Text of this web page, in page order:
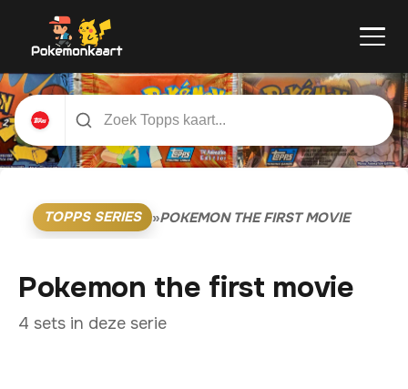
TOPPS SERIES »POKEMON THE FIRST MOVIE
Pokemon the first movie
4 sets in deze serie